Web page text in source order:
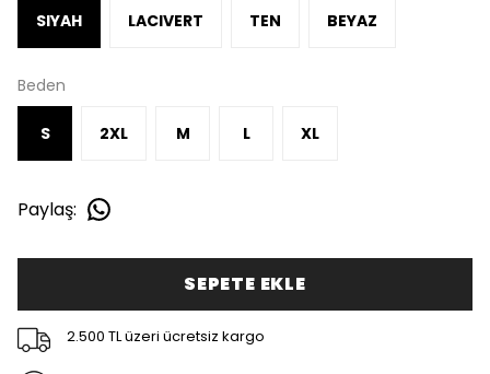
SIYAH LACIVERT TEN BEYAZ
Beden
S 2XL M L XL
Paylaş:
SEPETE EKLE
2.500 TL üzeri ücretsiz kargo